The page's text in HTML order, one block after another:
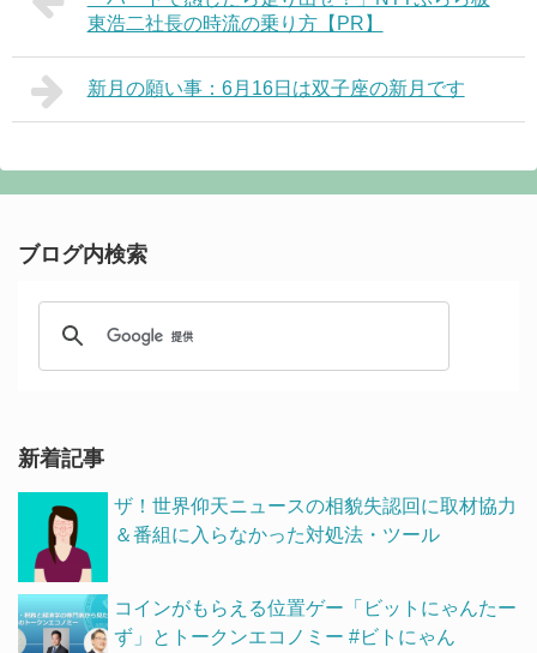
東浩二社長の時流の乗り方【PR】
新月の願い事：6月16日は双子座の新月です
ブログ内検索
新着記事
ザ！世界仰天ニュースの相貌失認回に取材協力
＆番組に入らなかった対処法・ツール
コインがもらえる位置ゲー「ビットにゃんたー
ず」とトークンエコノミー #ビトにゃん